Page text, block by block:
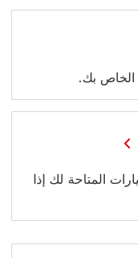
المتاحة لك إذا